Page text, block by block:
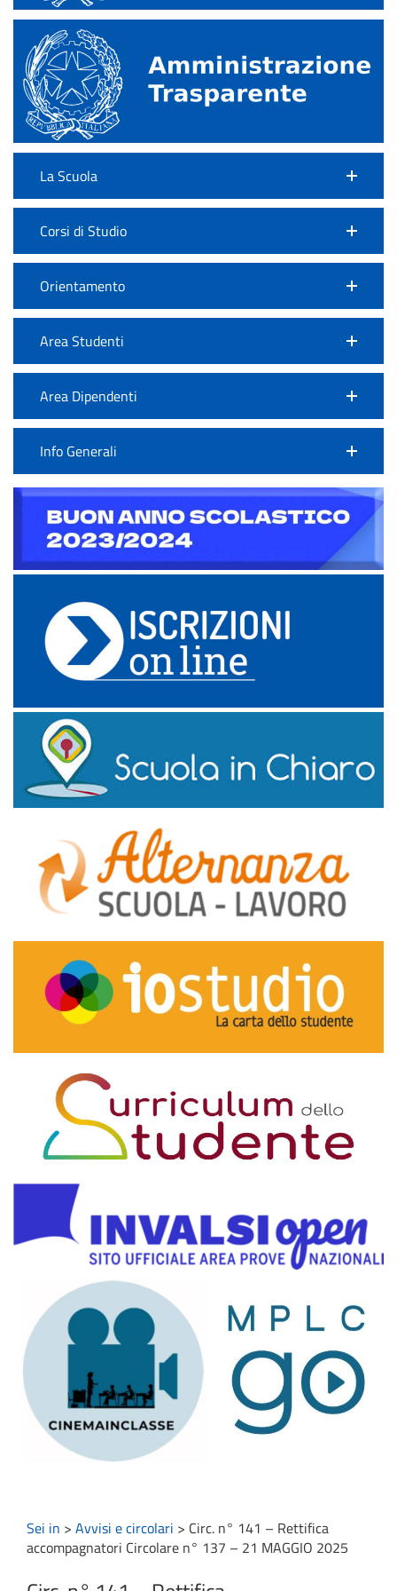
La Scuola
Corsi di Studio
Orientamento
Area Studenti
Area Dipendenti
Info Generali
Sei in > Avvisi e circolari > Circ. n° 141 – Rettifica
accompagnatori Circolare n° 137 – 21 MAGGIO 2025